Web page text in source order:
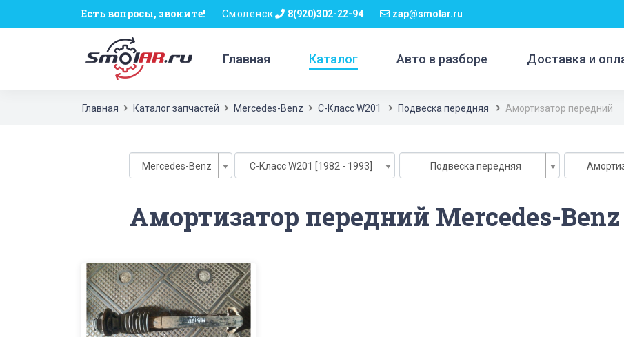
Есть вопросы, звоните! Смоленск 8(920)302-22-94 zap@smolar.ru
Главная Каталог Авто в разборе Доставка и
Главная Каталог запчастей Mercedes-Benz C-Класс W201 Подвеска передняя Амортизатор передний
Mercedes-Benz C-Класс W201 [1982 - 1993] Подвеска передняя
Амортизатор передний Mercedes-Benz